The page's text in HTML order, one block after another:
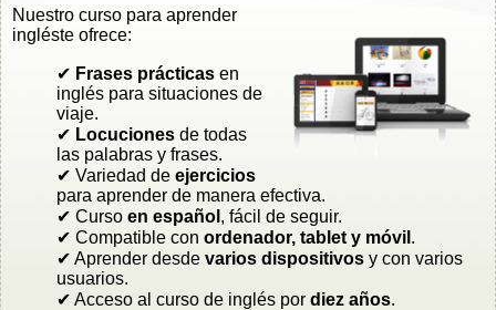
Nuestro curso para aprender
ingléste ofrece:
✔ Frases prácticas en
inglés para situaciones de
viaje.
✔ Locuciones de todas
las palabras y frases.
✔ Variedad de ejercicios
para aprender de manera efectiva.
✔ Curso en español , fácil de seguir.
✔ Compatible con ordenador, tablet y móvil .
✔ Aprender desde varios dispositivos y con varios
usuarios.
✔ Acceso al curso de inglés por diez años.